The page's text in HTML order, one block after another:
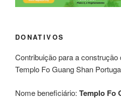
DONATIVOS
Contribuição para a
Templo Fo Guang Shan
Nome beneficiário: Templo Fo